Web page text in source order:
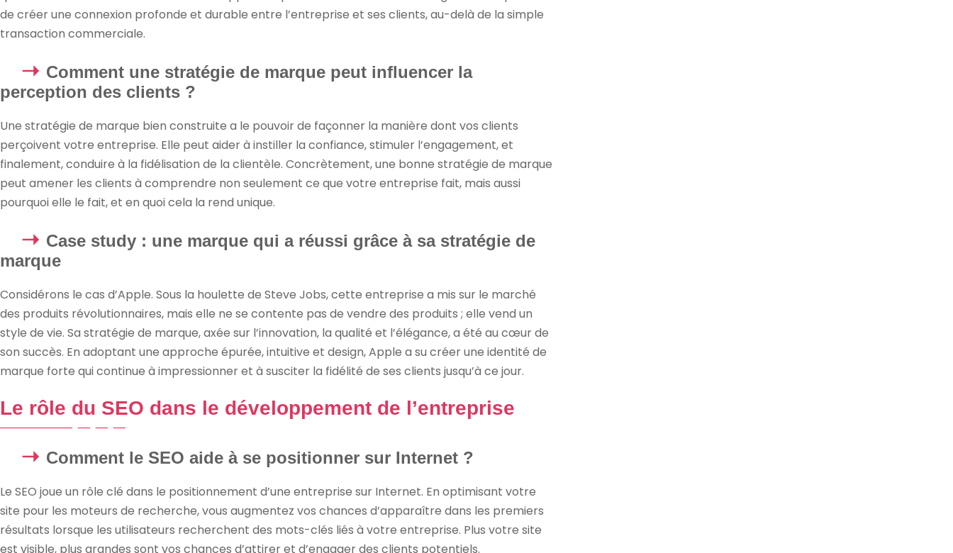
de créer une connexion profonde et durable entre l’entreprise et ses clients, au-delà de la simple
transaction commerciale.
Comment une stratégie de marque peut influencer la
perception des clients ?
Une stratégie de marque bien construite a le pouvoir de façonner la manière dont vos clients
perçoivent votre entreprise. Elle peut aider à instiller la confiance, stimuler l’engagement, et
finalement, conduire à la fidélisation de la clientèle. Concrètement, une bonne stratégie de marque
peut amener les clients à comprendre non seulement ce que votre entreprise fait, mais aussi
pourquoi elle le fait, et en quoi cela la rend unique.
Case study : une marque qui a réussi grâce à sa stratégie de
marque
Considérons le cas d’Apple. Sous la houlette de Steve Jobs, cette entreprise a mis sur le marché
des produits révolutionnaires, mais elle ne se contente pas de vendre des produits ; elle vend un
style de vie. Sa stratégie de marque, axée sur l’innovation, la qualité et l’élégance, a été au cœur de
son succès. En adoptant une approche épurée, intuitive et design, Apple a su créer une identité de
marque forte qui continue à impressionner et à susciter la fidélité de ses clients jusqu’à ce jour.
Le rôle du SEO dans le développement de l’entreprise
Comment le SEO aide à se positionner sur Internet ?
Le SEO joue un rôle clé dans le positionnement d’une entreprise sur Internet. En optimisant votre
site pour les moteurs de recherche, vous augmentez vos chances d’apparaître dans les premiers
résultats lorsque les utilisateurs recherchent des mots-clés liés à votre entreprise. Plus votre site
est visible, plus grandes sont vos chances d’attirer et d’engager des clients potentiels.